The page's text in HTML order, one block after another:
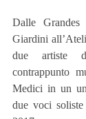
Dalle
Giardini
due artiste
contrappunto
Medici in un
due voci